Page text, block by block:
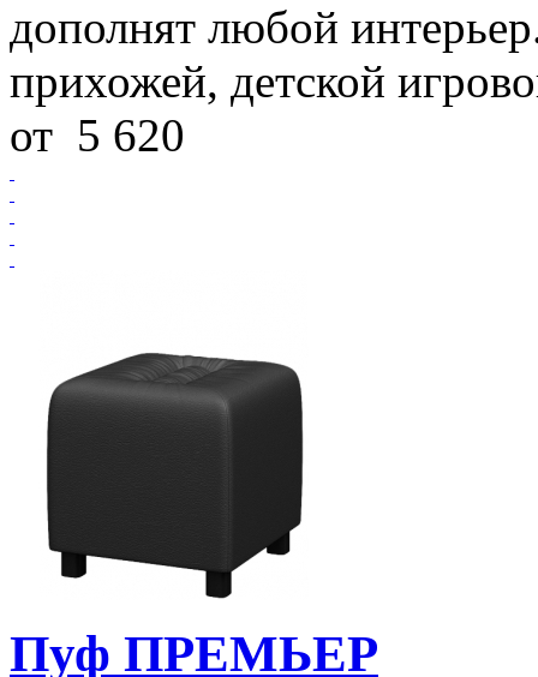
дополнят любой
прихожей, детской
от 5 620
Пуф ПРЕМЬЕР